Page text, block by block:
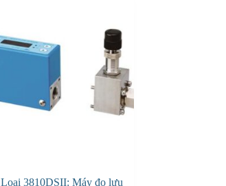
Loại 3810DSII: Máy đo lưu